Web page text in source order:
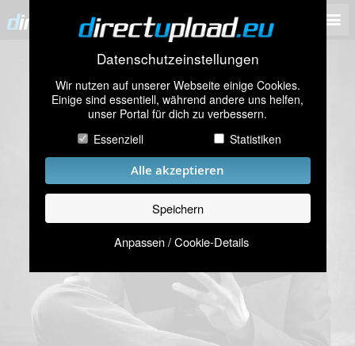
Datenschutzeinstellungen
Wir nutzen auf unserer Webseite einige Cookies.
Einige sind essentiell, während andere uns helfen,
unser Portal für dich zu verbessern.
Essenziell
Statistiken
Alle akzeptieren
Speichern
Anpassen / Cookie-Details